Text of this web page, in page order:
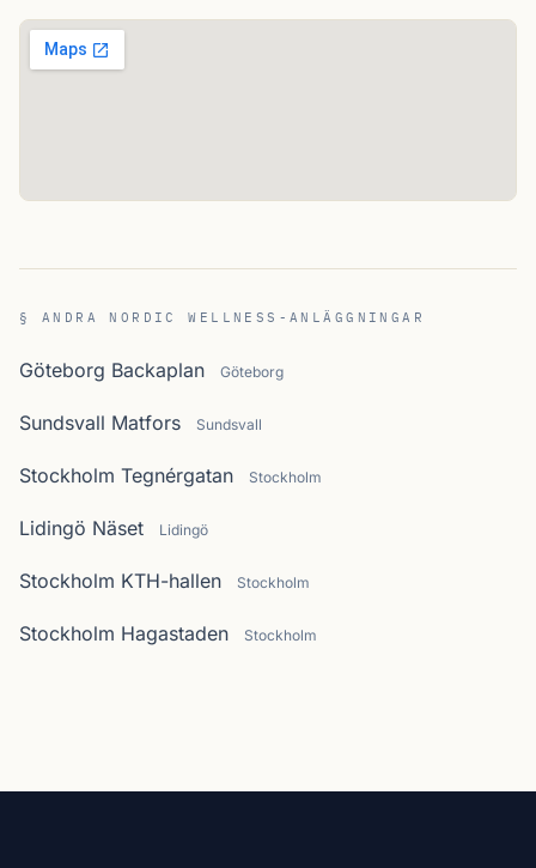
§ ANDRA NORDIC WELLNESS-ANLÄGGNINGAR
Göteborg Backaplan Göteborg
Sundsvall Matfors Sundsvall
Stockholm Tegnérgatan Stockholm
Lidingö Näset Lidingö
Stockholm KTH-hallen Stockholm
Stockholm Hagastaden Stockholm